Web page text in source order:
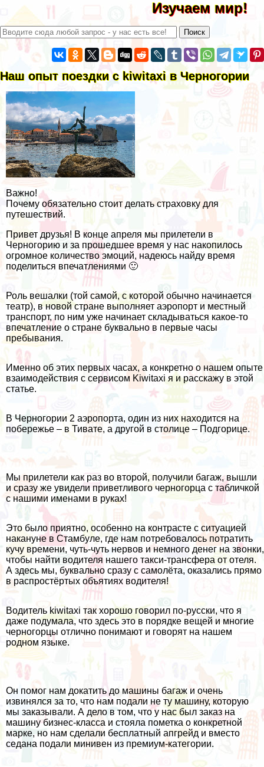
Изучаем мир!
Наш опыт поездки c kiwitaxi в Черногории
Важно!
Почему обязательно стоит делать страховку для
путешествий.
Привет друзья! В конце апреля мы прилетели в
Черногорию и за прошедшее время у нас накопилось
огромное количество эмоций, надеюсь найду время
поделиться впечатлениями 🙂
Роль вешалки (той самой, с которой обычно начинается
театр), в новой стране выполняет аэропорт и местный
транспорт, по ним уже начинает складываться какое-то
впечатление о стране буквально в первые часы
пребывания.
Именно об этих первых часах, а конкретно о нашем опыте
взаимодействия с сервисом Kiwitaxi я и расскажу в этой
статье.
В Черногории 2 аэропорта, один из них находится на
побережье – в Тивате, а другой в столице – Подгорице.
Мы прилетели как раз во второй, получили багаж, вышли
и сразу же увидели приветливого черногорца с табличкой
с нашими именами в руках!
Это было приятно, особенно на контрасте с ситуацией
накануне в Стамбуле, где нам потребовалось потратить
кучу времени, чуть-чуть нервов и немного денег на звонки,
чтобы найти водителя нашего такси-трансфера от отеля.
А здесь мы, буквально сразу с самолёта, оказались прямо
в распростёртых объятиях водителя!
Водитель kiwitaxi так хорошо говорил по-русски, что я
даже подумала, что здесь это в порядке вещей и многие
черногорцы отлично понимают и говорят на нашем
родном языке.
Он помог нам докатить до машины багаж и очень
извинялся за то, что нам подали не ту машину, которую
мы заказывали. А дело в том, что у нас был заказ на
машину бизнес-класса и стояла пометка о конкретной
марке, но нам сделали бесплатный апгрейд и вместо
седана подали минивен из премиум-категории.